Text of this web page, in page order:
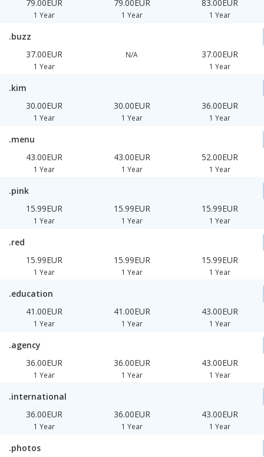
79.00EUR
1 Year
79.00EUR
1 Year
83.00EUR
1 Year
.buzz
37.00EUR
1 Year
N/A 37.00EUR
1 Year
.kim
30.00EUR
1 Year
30.00EUR
1 Year
36.00EUR
1 Year
.menu
43.00EUR
1 Year
43.00EUR
1 Year
52.00EUR
1 Year
.pink
15.99EUR
1 Year
15.99EUR
1 Year
15.99EUR
1 Year
.red
15.99EUR
1 Year
15.99EUR
1 Year
15.99EUR
1 Year
.education
41.00EUR
1 Year
41.00EUR
1 Year
43.00EUR
1 Year
.agency
36.00EUR
1 Year
36.00EUR
1 Year
43.00EUR
1 Year
.international
36.00EUR
1 Year
36.00EUR
1 Year
43.00EUR
1 Year
.photos